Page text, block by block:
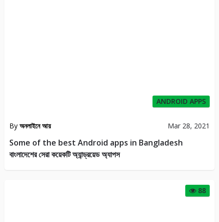
ANDROID APPS
By অনলাইনে আয় Mar 28, 2021
Some of the best Android apps in Bangladesh
বাংলাদেশের সেরা কয়েকটি অ্যান্ড্রয়েড অ্যাপস
88